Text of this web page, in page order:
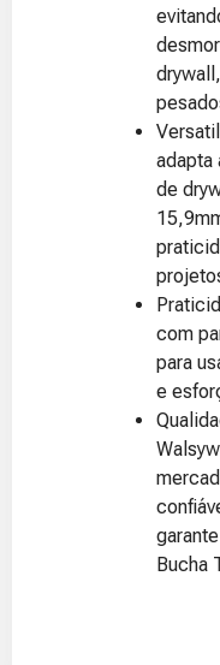
adapta
de
com
para
e
Bucha